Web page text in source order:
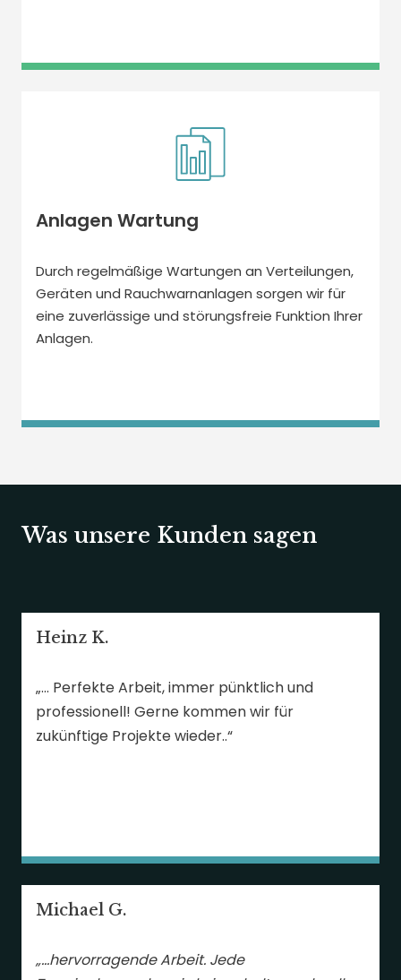
Anlagen Wartung
Durch regelmäßige Wartungen an Verteilungen,
Geräten und Rauchwarnanlagen sorgen wir für
eine zuverlässige und störungsfreie Funktion Ihrer
Anlagen.
Was unsere Kunden sagen
Heinz K.
„… Perfekte Arbeit, immer pünktlich und
professionell! Gerne kommen wir für
zukünftige Projekte wieder..“
Michael G.
„…hervorragende Arbeit. Jede